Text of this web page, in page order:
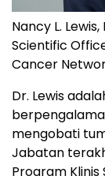
Nancy L.
Scientific
Cancer
Dr. Lewis
mengobati
Jabatan
Program